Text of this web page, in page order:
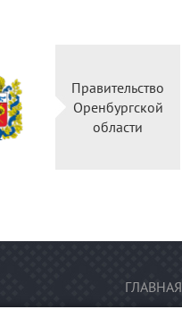
Правительство
Оренбургской
области
ГЛАВНАЯ